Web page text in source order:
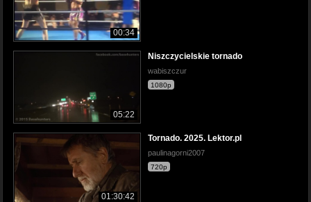
00:34
05:22
Niszczycielskie tornado
wabiszczur
1080p
01:30:42
Tornado. 2025. Lektor.pl
paulinagorni2007
720p